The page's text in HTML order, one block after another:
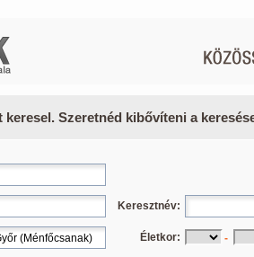
keresel. Szeretnéd kibővíteni a
Keresztnév:
Életkor: -